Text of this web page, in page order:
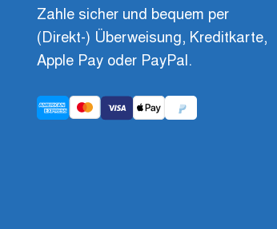
Zahle sicher und bequem per
(Direkt-) Überweisung, Kreditkarte,
Apple Pay oder PayPal.